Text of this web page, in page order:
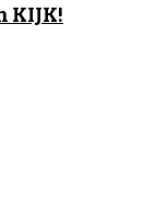
KIJK!